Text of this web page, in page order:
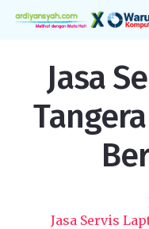
Jasa
Jasa Servis